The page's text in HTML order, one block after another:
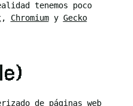
tenemos poco
, Chromiumy Gecko
de páginas web